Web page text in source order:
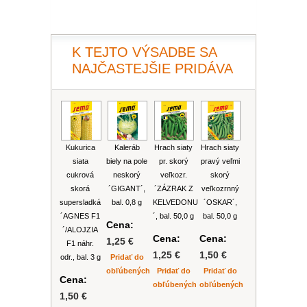
SCAEVOLA
DIASCIA
HELICHRYSUM
OSTEOSPERMUM
ISOTOMA
SANVITÁLIA
MLIEČNIK
MARGARÉTA - EURYOPS
VEJÁROVKA
LOBULÁRIA
NETÝKAVKA
ZÁDUŠNÍK
K TEJTO VÝSADBE SA
NAJČASTEJŠIE PRIDÁVA
Kukurica
siata
cukrová
skorá
supersladká
´AGNES F1
´/ALOJZIA
F1 náhr.
odr., bal. 3 g
Cena:
1,50 €
Kaleráb
biely na pole
neskorý
´GIGANT´,
bal. 0,8 g
Cena:
1,25 €
Pridať do
obľúbených
Hrach siaty
pr. skorý
veľkozr.
´ZÁZRAK Z
KELVEDONU
´, bal. 50,0 g
Cena:
1,25 €
Pridať do
obľúbených
Hrach siaty
pravý veľmi
skorý
veľkozrnný
´OSKAR´,
bal. 50,0 g
Cena:
1,50 €
Pridať do
obľúbených